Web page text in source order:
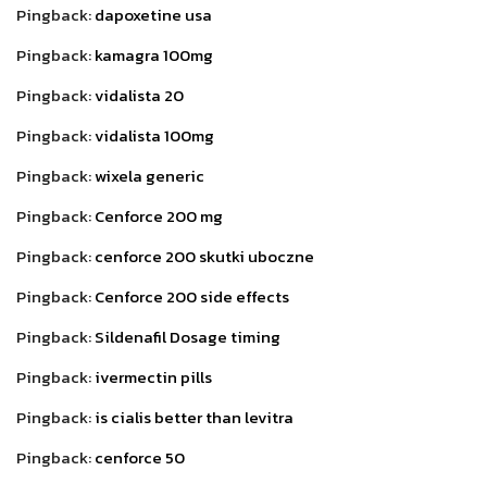
Pingback:dapoxetine usa
Pingback:kamagra 100mg
Pingback:vidalista 20
Pingback:vidalista 100mg
Pingback:wixela generic
Pingback:Cenforce 200 mg
Pingback:cenforce 200 skutki uboczne
Pingback:Cenforce 200 side effects
Pingback:Sildenafil Dosage timing
Pingback:ivermectin pills
Pingback:is cialis better than levitra
Pingback:cenforce 50